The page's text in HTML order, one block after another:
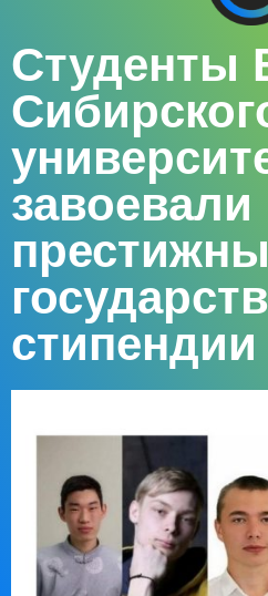
Студенты
завоевали
стипендии